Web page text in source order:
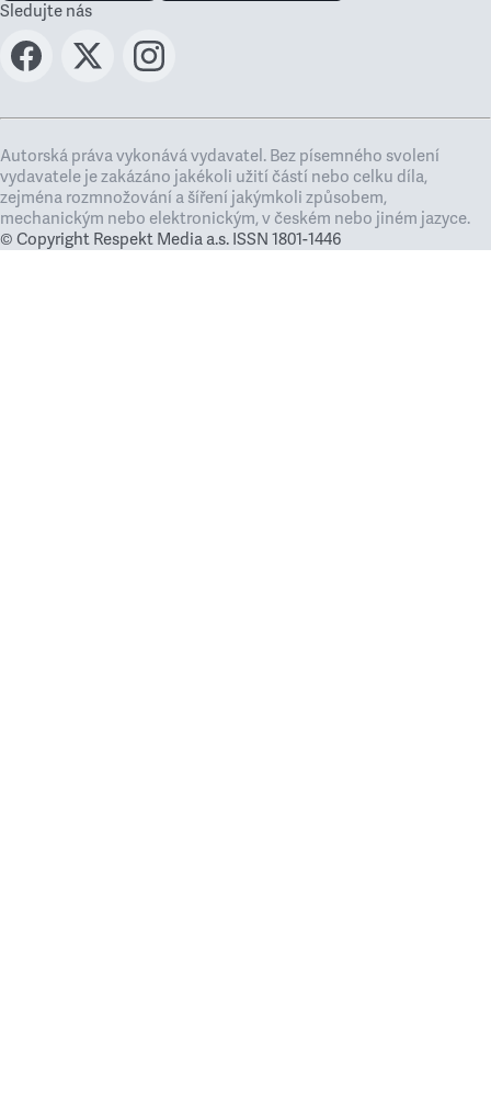
Sledujte nás
Autorská práva vykonává vydavatel. Bez písemného svolení
vydavatele je zakázáno jakékoli užití částí nebo celku díla,
zejména rozmnožování a šíření jakýmkoli způsobem,
mechanickým nebo elektronickým, v českém nebo jiném jazyce.
© Copyright Respekt Media a.s. ISSN 1801-1446